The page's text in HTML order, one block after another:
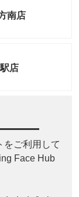
南店
店
をご利用して
Face Hub